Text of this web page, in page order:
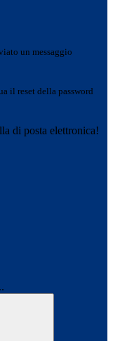
un messaggio
il reset della password
di posta elettronica!